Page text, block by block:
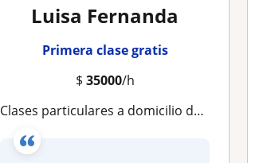
Luisa Fernanda
Primera clase gratis
$ 35000/h
Clases particulares a domicilio de dibujo, pintura, escultura e historia del arte, para niños y adultos